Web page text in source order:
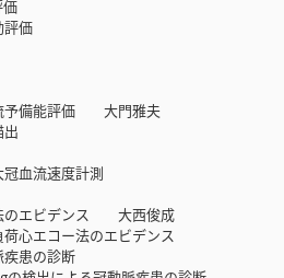
価
予備能評価 大門雅夫
血流速度計測
エビデンス 大西俊成
エコー法のエビデンス
患の診断